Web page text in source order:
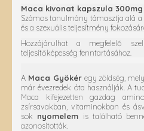
Maca kivonat kapszula 300mg
Számos tanulmány támasztja alá
és a szexuális teljesítmény
Hozzájárulhat a megfelelő
teljesítőképesség fenntartásához.
A Maca Gyökéregy zöldség,
már évezredek óta használják. A
Maca kifejezetten gazdag
zsírsavakban, vitaminokban és
sok nyomelem is található
azonosították.